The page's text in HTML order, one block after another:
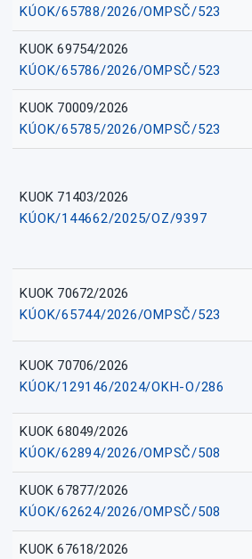
KÚOK/65788/2026/OMPSČ/523
KUOK 69754/2026
KÚOK/65786/2026/OMPSČ/523
KUOK 70009/2026
KÚOK/65785/2026/OMPSČ/523
KUOK 71403/2026
KÚOK/144662/2025/OZ/9397
KUOK 70672/2026
KÚOK/65744/2026/OMPSČ/523
KUOK 70706/2026
KÚOK/129146/2024/OKH-O/286
KUOK 68049/2026
KÚOK/62894/2026/OMPSČ/508
KUOK 67877/2026
KÚOK/62624/2026/OMPSČ/508
KUOK 67618/2026